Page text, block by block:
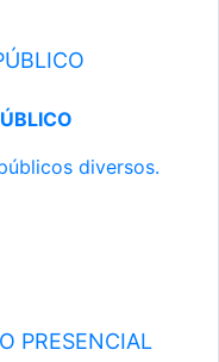
diversos.
PRESENCIAL